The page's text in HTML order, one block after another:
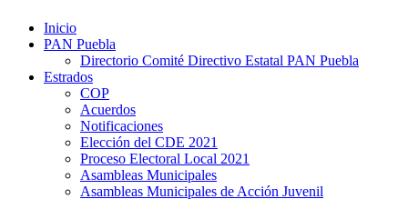
Inicio
PAN Puebla
Directorio Comité Directivo Estatal PAN Puebla
Estrados
COP
Acuerdos
Notificaciones
Elección del CDE 2021
Proceso Electoral Local 2021
Asambleas Municipales
Asambleas Municipales de Acción Juvenil